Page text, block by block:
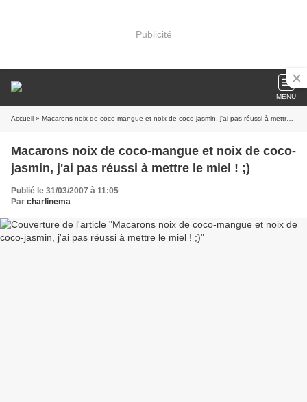
Publicité
MENU
Accueil » Macarons noix de coco-mangue et noix de coco-jasmin, j'ai pas réussi à mettre le miel ! ;)
Macarons noix de coco-mangue et noix de coco-
jasmin, j'ai pas réussi à mettre le miel ! ;)
Publié le 31/03/2007 à 11:05
Par charlinema